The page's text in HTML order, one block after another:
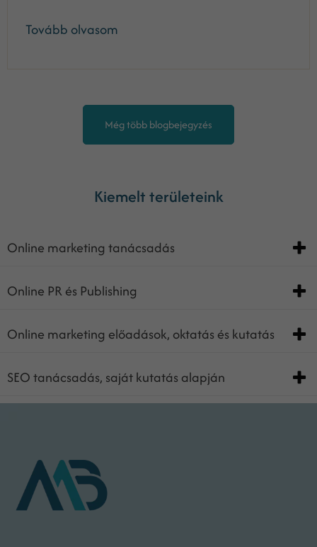
Tovább olvasom
Még több blogbejegyzés
Kiemelt területeink
Online marketing tanácsadás
Online PR és Publishing
Online marketing előadások, oktatás és kutatás
SEO tanácsadás, saját kutatás alapján